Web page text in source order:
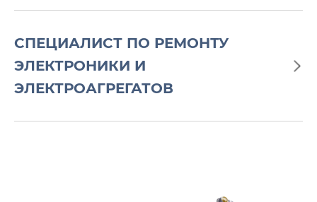
СПЕЦИАЛИСТ ПО РЕМОНТУ
ЭЛЕКТРОНИКИ И
ЭЛЕКТРОАГРЕГАТОВ